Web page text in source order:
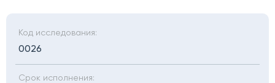
Код исследования:
0026
Срок исполнения: